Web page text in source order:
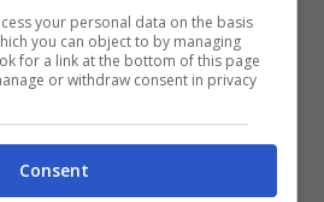
your personal data on the basis
you can object to by managing
for a link at the bottom of this page
or withdraw consent in privacy
Consent